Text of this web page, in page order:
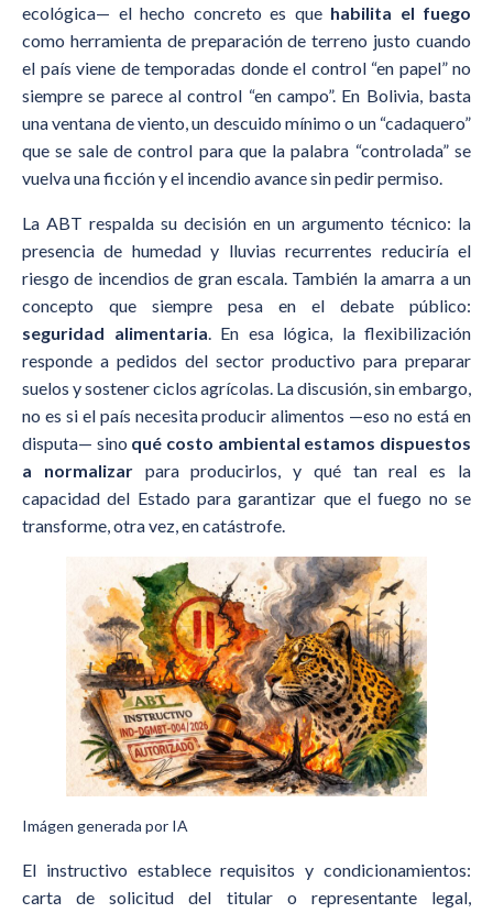
ecológica— el hecho concreto es que habilita el fuego
como herramienta de preparación de terreno justo cuando
el país viene de temporadas donde el control “en papel” no
siempre se parece al control “en campo”. En Bolivia, basta
una ventana de viento, un descuido mínimo o un “cadaquero”
que se sale de control para que la palabra “controlada” se
vuelva una ficción y el incendio avance sin pedir permiso.
La ABT respalda su decisión en un argumento técnico: la
presencia de humedad y lluvias recurrentes reduciría el
riesgo de incendios de gran escala. También la amarra a un
concepto que siempre pesa en el debate público:
seguridad alimentaria . En esa lógica, la flexibilización
responde a pedidos del sector productivo para preparar
suelos y sostener ciclos agrícolas. La discusión, sin embargo,
no es si el país necesita producir alimentos —eso no está en
disputa— sino qué costo ambiental estamos dispuestos
a normalizarpara producirlos, y qué tan real es la
capacidad del Estado para garantizar que el fuego no se
transforme, otra vez, en catástrofe.
Imágen generada por IA
El instructivo establece requisitos y condicionamientos:
carta de solicitud del titular o representante legal,